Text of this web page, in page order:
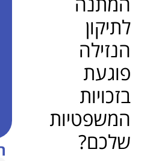
לתיקון
הנזילה
פוגעת
בזכויות
המשפטיות
שלכם?